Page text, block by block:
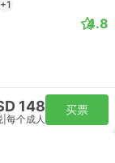
+1
4.8
148
每个成人
买票